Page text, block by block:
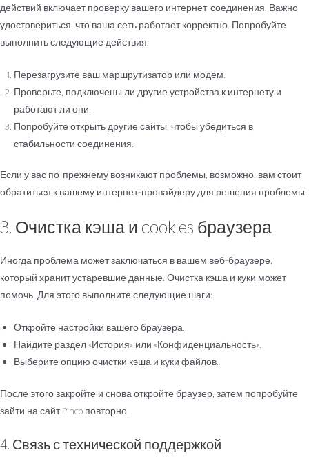
действий включает проверку вашего интернет-соединения. Важно
удостовериться, что ваша сеть работает корректно. Попробуйте
выполнить следующие действия:
Перезагрузите ваш маршрутизатор или модем.
Проверьте, подключены ли другие устройства к интернету и
работают ли они.
Попробуйте открыть другие сайты, чтобы убедиться в
стабильности соединения.
Если у вас по-прежнему возникают проблемы, возможно, вам стоит
обратиться к вашему интернет-провайдеру для решения проблемы.
3. Очистка кэша и cookies браузера
Иногда проблема может заключаться в вашем веб-браузере,
который хранит устаревшие данные. Очистка кэша и куки может
помочь. Для этого выполните следующие шаги:
Откройте настройки вашего браузера.
Найдите раздел «История» или «Конфиденциальность».
Выберите опцию очистки кэша и куки файлов.
После этого закройте и снова откройте браузер, затем попробуйте
зайти на сайт Pinco повторно.
4. Связь с технической поддержкой